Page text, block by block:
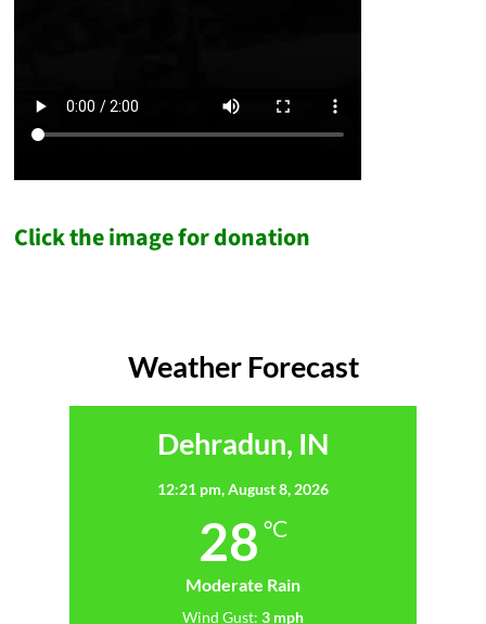
Click the image for donation
Weather Forecast
Dehradun, IN
12:21 pm,August 8, 2026
28 °C
Moderate Rain
Wind Gust: 3 mph